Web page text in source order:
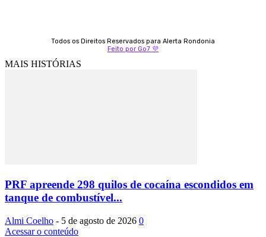
Todos os Direitos Reservados para Alerta Rondonia
Feito por Go7 💜
MAIS HISTÓRIAS
PRF apreende 298 quilos de cocaína escondidos em
tanque de combustível...
Almi Coelho - 5 de agosto de 2026 0
Acessar o conteúdo